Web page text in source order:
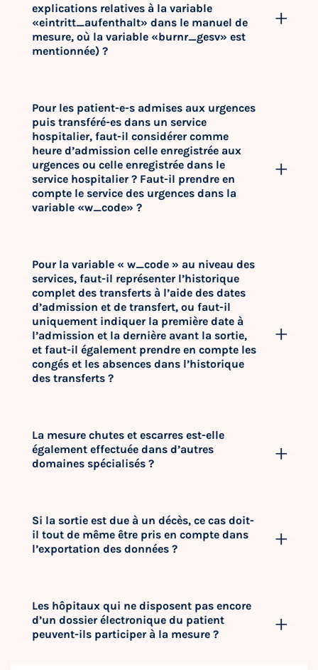
explications relatives à la variable
«eintritt_aufenthalt» dans le manuel de
mesure, où la variable «burnr_gesv» est
mentionnée) ?
Pour les patient-e-s admises aux urgences
puis transféré-es dans un service
hospitalier, faut-il considérer comme
heure d’admission celle enregistrée aux
urgences ou celle enregistrée dans le
service hospitalier ? Faut-il prendre en
compte le service des urgences dans la
variable «w_code» ?
Pour la variable « w_code » au niveau des
services, faut-il représenter l’historique
complet des transferts à l’aide des dates
d’admission et de transfert, ou faut-il
uniquement indiquer la première date à
l’admission et la dernière avant la sortie,
et faut-il également prendre en compte les
congés et les absences dans l’historique
des transferts ?
La mesure chutes et escarres est-elle
également effectuée dans d’autres
domaines spécialisés ?
Si la sortie est due à un décès, ce cas doit-
il tout de même être pris en compte dans
l’exportation des données ?
Les hôpitaux qui ne disposent pas encore
d’un dossier électronique du patient
peuvent-ils participer à la mesure ?